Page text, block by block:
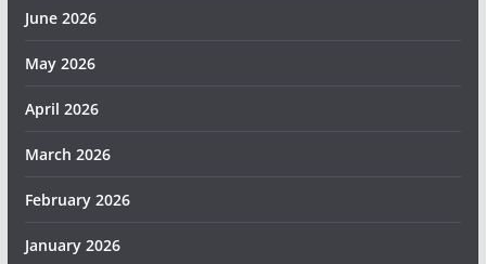
June 2026
May 2026
April 2026
March 2026
February 2026
January 2026